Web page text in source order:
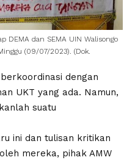
DEMA dan SEMA UIN Walisongo
(09/07/2023). (Dok.
dengan
UKT yang ada. Namun,
suatu
ini dan tulisan kritikan
mereka, pihak AMW